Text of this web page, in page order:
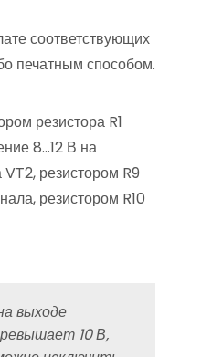
соответствующих
печатным способом.
резистора R1
8…12 В на
VT2, резистором R9
резистором R10
выходе
10 В,